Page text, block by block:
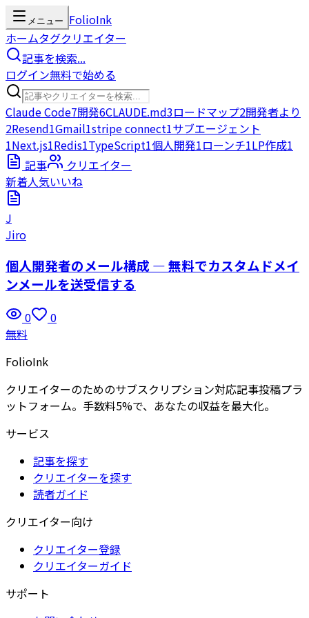
メニュー
FolioInk
ホームタグクリエイター
記事を検索...
ログイン無料で始める
Claude Code7開発6CLAUDE.md3ロードマップ2開発者より
2Resend1Gmail1stripe connect1サブエージェント
1Next.js1Redis1TypeScript1個人開発1ローンチ1LP作成1
記事
クリエイター
新着人気いいね
J
Jiro
個人開発者のメール構成 — 無料でカスタムドメイ
ンメールを送受信する
0
0
無料
FolioInk
クリエイターのためのサブスクリプション対応記事投稿プラ
ットフォーム。手数料5%で、あなたの収益を最大化。
サービス
記事を探す
クリエイターを探す
読者ガイド
クリエイター向け
クリエイター登録
クリエイターガイド
サポート